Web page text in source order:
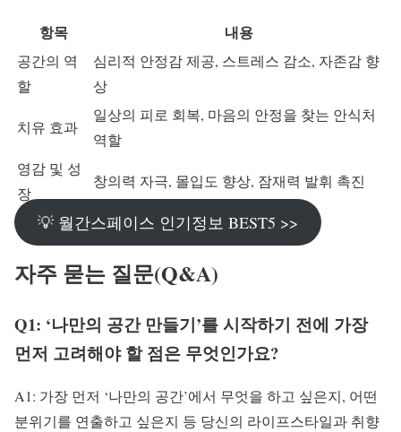
항목 내용
공간의 역
할
심리적 안정감 제공, 스트레스 감소, 자존감 향
상
치유 효과
일상의 피로 회복, 마음의 안정을 찾는 안식처
역할
영감 및 성
장
창의력 자극, 몰입도 향상, 잠재력 발휘 촉진
💡 월간스페이스 인기정보 BEST5 >>
자주 묻는 질문(Q&A)
Q1: ‘나만의 공간 만들기’를 시작하기 전에 가장
먼저 고려해야 할 점은 무엇인가요?
A1: 가장 먼저 ‘나만의 공간’에서 무엇을 하고 싶은지, 어떤
분위기를 연출하고 싶은지 등 당신의 라이프스타일과 취향